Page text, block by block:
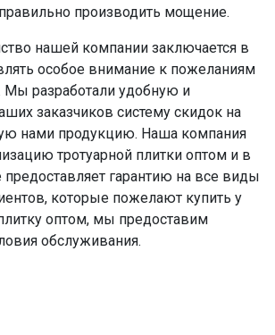
производить мощение.
нашей компании заключается в
особое внимание к пожеланиям
Мы разработали удобную и
заказчиков систему скидок на
нами продукцию. Наша компания
тротуарной плитки оптом и в
предоставляет гарантию на все виды
которые пожелают купить у
оптом, мы предоставим
обслуживания.